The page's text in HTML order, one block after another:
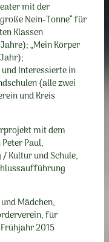
mit der
Nein-Tonne“ für
Klassen
„Mein Körper
Interessierte in
(alle zwei
und Kreis
mit dem
Paul,
Kultur und Schule,
Mädchen,
für
2015